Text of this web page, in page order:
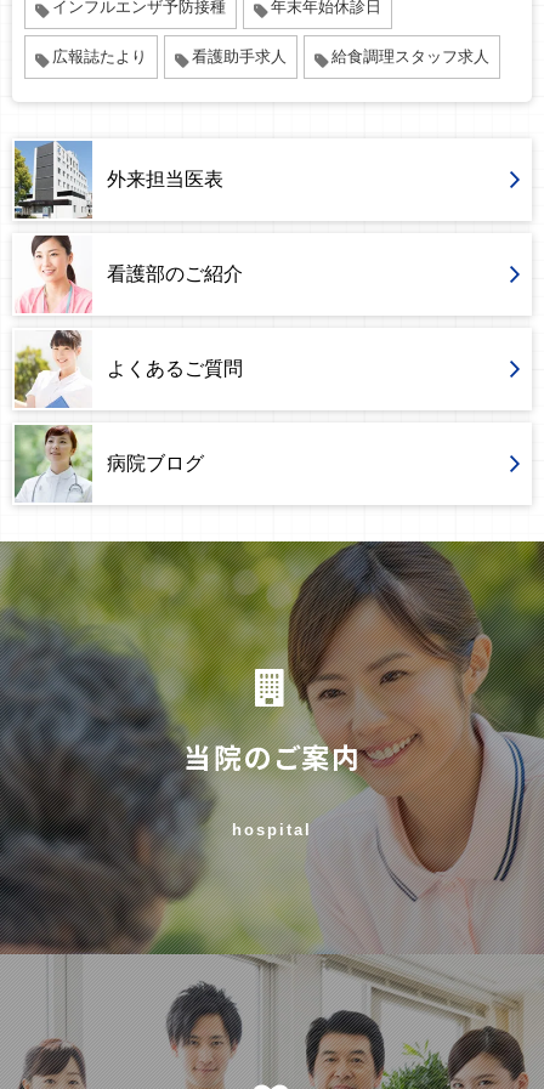
インフルエンザ予防接種 年末年始休診日
広報誌たより 看護助手求人 給食調理スタッフ求人
外来担当医表
看護部のご紹介
よくあるご質問
病院ブログ
当院のご案内
hospital